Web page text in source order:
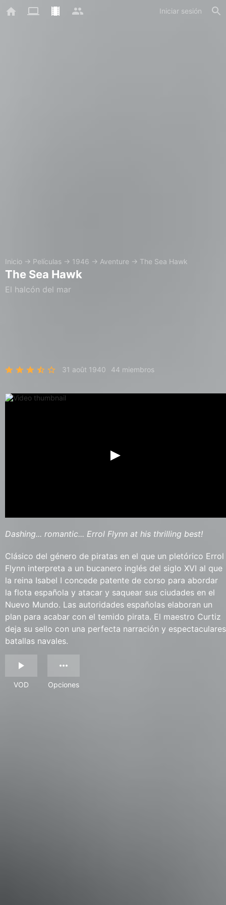
Iniciar sesión
Inicio → Películas → 1946 → Aventure → The Sea Hawk
The Sea Hawk
El halcón del mar
31 août 1940 44 miembros
Dashing... romantic... Errol Flynn at his thrilling best!
Clásico del género de piratas en el que un pletórico Errol
Flynn interpreta a un bucanero inglés del siglo XVI al que
la reina Isabel I concede patente de corso para abordar
la flota española y atacar y saquear sus ciudades en el
Nuevo Mundo. Las autoridades españolas elaboran un
plan para acabar con el temido pirata. El maestro Curtiz
deja su sello con una perfecta narración y espectaculares
batallas navales.
VOD Opciones